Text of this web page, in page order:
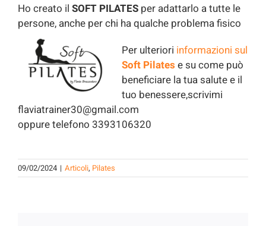
Ho creato il SOFT PILATES per adattarlo a tutte le
persone, anche per chi ha qualche problema fisico
Per ulteriori informazioni sul
Soft Pilates e su come può
beneficiare la tua salute e il
tuo benessere,scrivimi
flaviatrainer30@gmail.com
oppure telefono 3393106320
09/02/2024 | Articoli, Pilates